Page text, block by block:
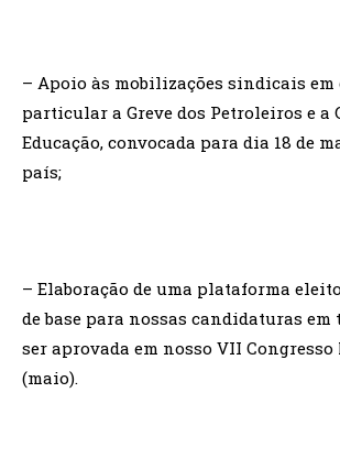
– Apoio às mobilizações sindicais em
particular a Greve dos Petroleiros e a
Educação, convocada para dia 18 de
país;
– Elaboração de uma plataforma
de base para nossas candidaturas em
ser aprovada em nosso VII
(maio).